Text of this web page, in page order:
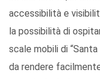
accessibilità e
la possibilità di
scale mobili di
da rendere